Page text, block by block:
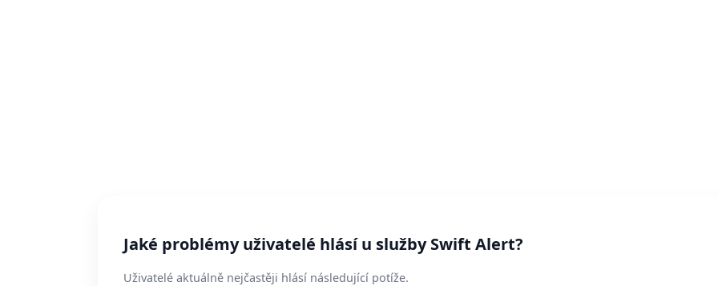
Jaké problémy uživatelé hlásí u služby Swift Alert?
Uživatelé aktuálně nejčastěji hlásí následující potíže.